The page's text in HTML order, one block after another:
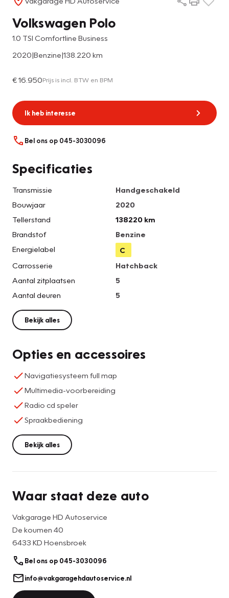
Volkswagen Polo
1.0 TSI Comfortline Business
2020|Benzine|138.220 km
€ 16.950Prijs is incl. BTW en BPM
Ik heb interesse
Bel ons op 045-3030096
Specificaties
Transmissie
Handgeschakeld
Bouwjaar
2020
Tellerstand
138220 km
Brandstof
Benzine
Energielabel
C
Carrosserie
Hatchback
Aantal zitplaatsen
5
Aantal deuren
5
Bekijk alles
Opties en accessoires
Navigatiesysteem full map
Multimedia-voorbereiding
Radio cd speler
Spraakbediening
Bekijk alles
Waar staat deze auto
Vakgarage HD Autoservice
De koumen 40
6433 KD Hoensbroek
Bel ons op 045-3030096
info@vakgaragehdautoservice.nl